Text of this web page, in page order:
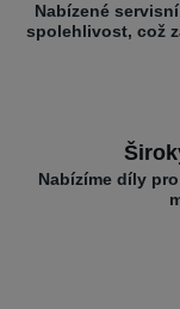
Nabízené
spolehlivost, což
Nabízíme díly